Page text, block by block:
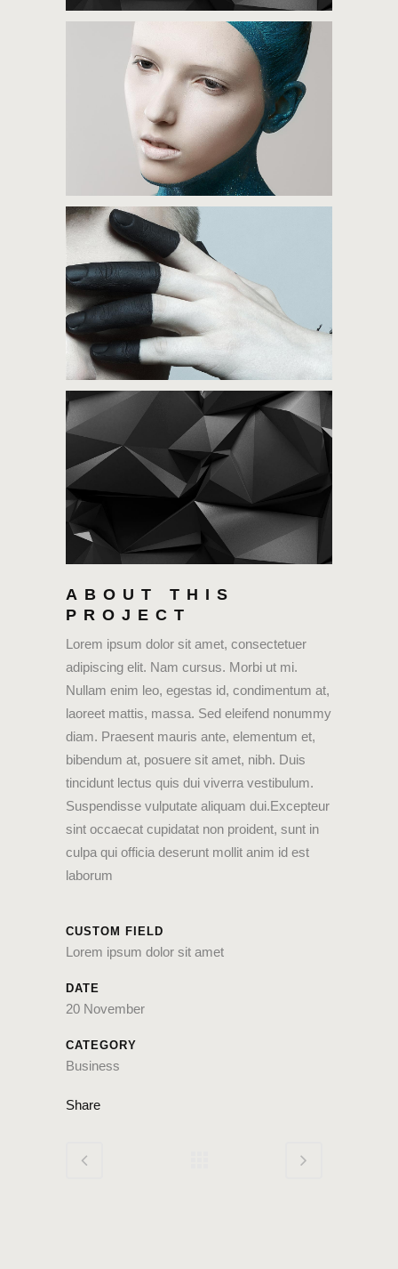
ABOUT THIS
PROJECT
Lorem ipsum dolor sit amet, consectetuer
adipiscing elit. Nam cursus. Morbi ut mi.
Nullam enim leo, egestas id, condimentum at,
laoreet mattis, massa. Sed eleifend nonummy
diam. Praesent mauris ante, elementum et,
bibendum at, posuere sit amet, nibh. Duis
tincidunt lectus quis dui viverra vestibulum.
Suspendisse vulputate aliquam dui.Excepteur
sint occaecat cupidatat non proident, sunt in
culpa qui officia deserunt mollit anim id est
laborum
CUSTOM FIELD
Lorem ipsum dolor sit amet
DATE
20 November
CATEGORY
Business
Share